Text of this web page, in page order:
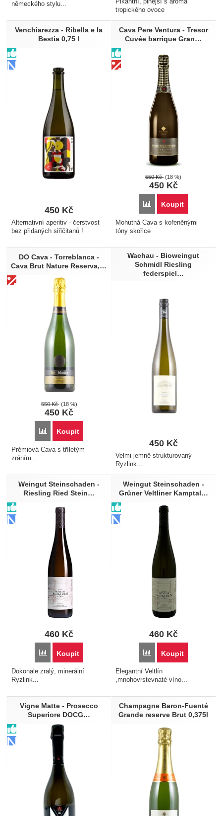
německého stylu...
Pikantní, plnější s aroma
tropického ovoce
Venchiarezza - Ribella e la
Bestia 0,75 l
450 Kč
Alternativní aperitiv - čerstvost
bez přidaných siřičitanů !
Cava Pere Ventura - Tresor
Cuvée barrique Gran…
550Kč (18 %)
450 Kč
Přidat 'Cava Pere
Koupit
Mohutná Cava s kořeněnými
tóny skořice
DO Cava - Torreblanca -
Cava Brut Nature Reserva,…
550Kč (18 %)
450 Kč
Přidat 'DO Cava - Torreblanca - Cava Brut Nature Reserva,
Koupit
Prémiová Cava s tříletým
zráním...
Wachau - Bioweingut
Schmidl Riesling
federspiel…
450 Kč
Velmi jemně strukturovaný
Ryzlink...
Weingut Steinschaden -
Riesling Ried Stein…
460 Kč
Přidat 'Weingut Steinschaden - Riesling Ried Stein Kamptal
Koupit
Dokonale zralý, minerální
Ryzlink...
Weingut Steinschaden -
Grüner Veltliner Kamptal…
460 Kč
Přidat 'Weingut
Koupit
Elegantní Veltlín
,mnohovrstevnaté víno...
Vigne Matte - Prosecco
Superiore DOCG…
Champagne Baron-Fuenté
Grande reserve Brut 0,375l